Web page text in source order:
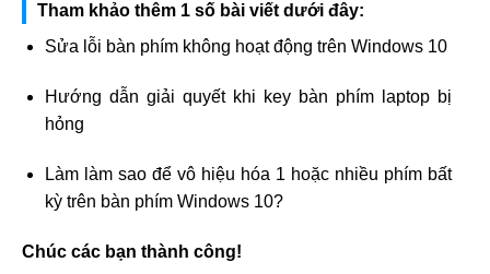
Tham khảo thêm 1 số bài viết dưới đây:
Sửa lỗi bàn phím không hoạt động trên Windows 10
Hướng dẫn giải quyết khi key bàn phím laptop bị
hỏng
Làm làm sao để vô hiệu hóa 1 hoặc nhiều phím bất
kỳ trên bàn phím Windows 10?
Chúc các bạn thành công!